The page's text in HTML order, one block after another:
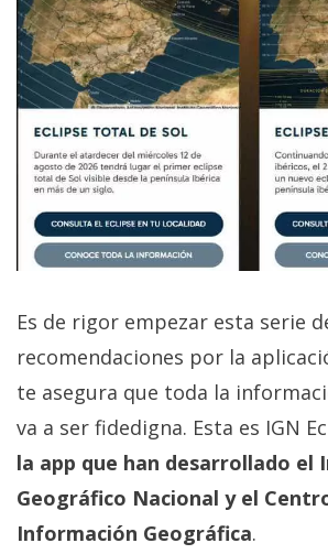
Es de rigor empezar esta serie
recomendaciones por la
te asegura que toda la
va a ser fidedigna. Esta es IGN
la app que han desarrollado
Geográfico Nacional y el
Información Geográfica.